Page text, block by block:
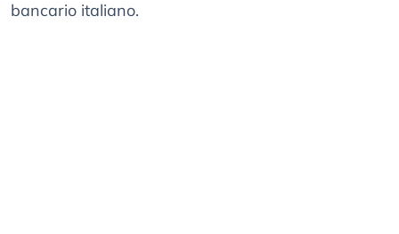
bancario italiano.